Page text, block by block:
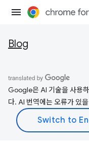
Blog
Google은 AI 기술을 사용
다. AI 번역에는 오류가 있